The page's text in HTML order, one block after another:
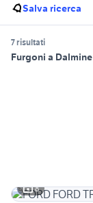
Salva ricerca
7 risultati
Furgoni a Dalmine
8